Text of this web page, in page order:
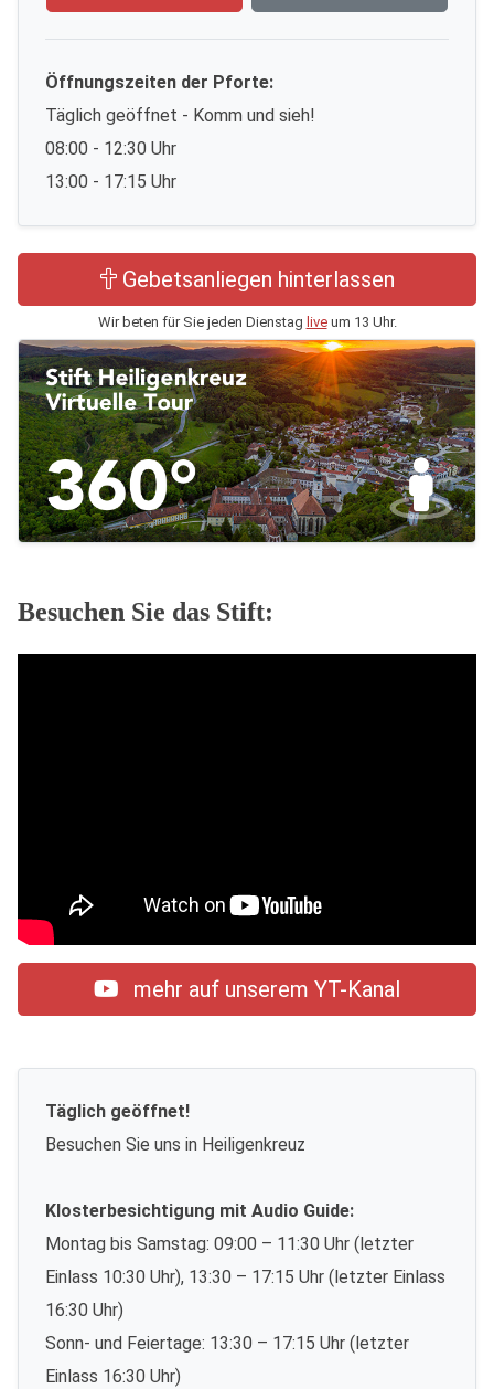
Öffnungszeiten der Pforte:
Täglich geöffnet - Komm und sieh!
08:00 - 12:30 Uhr
13:00 - 17:15 Uhr
Gebetsanliegen hinterlassen
Wir beten für Sie jeden Dienstag liveum 13 Uhr.
Besuchen Sie das Stift:
mehr auf unserem YT-Kanal
Täglich geöffnet!
Besuchen Sie uns in Heiligenkreuz
Klosterbesichtigung mit Audio Guide:
Montag bis Samstag: 09:00 – 11:30 Uhr (letzter
Einlass 10:30 Uhr), 13:30 – 17:15 Uhr (letzter Einlass
16:30 Uhr)
Sonn- und Feiertage: 13:30 – 17:15 Uhr (letzter
Einlass 16:30 Uhr)